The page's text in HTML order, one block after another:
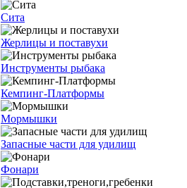
Сита
Жерлицы и поставухи
Инструменты рыбака
Кемпинг-Платформы
Мормышки
Запасные части для удилищ
Фонари